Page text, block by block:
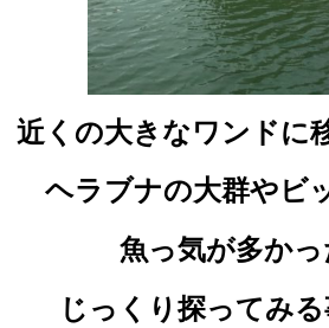
近くの大きなワンドに
ヘラブナの大群やビ
魚っ気が多か
じっくり探ってみ